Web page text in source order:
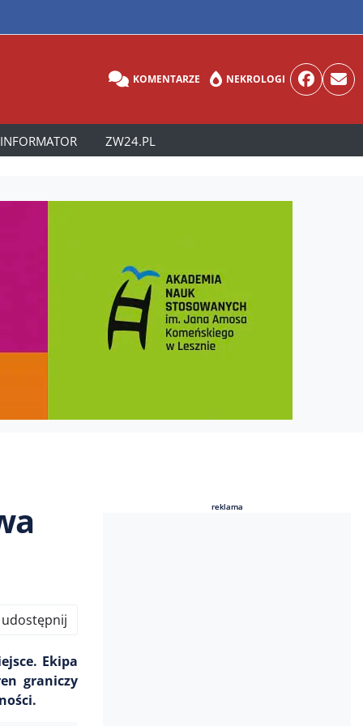
KOMENTARZE NEKROLOGI
INFORMATOR ZW24.PL
Ekipa
graniczy
reklama
reklama